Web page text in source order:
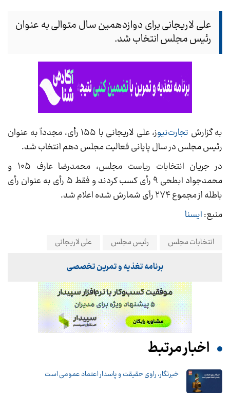
علی لاریجانی برای دوازدهمین سال متوالی به عنوان
رئیس مجلس انتخاب شد.
به گزارش تجارت‌نیو
ز، علی لاریجانی با ۱۵۵ رأی، مجدداً به عنوان
رئیس مجلس در سال پایانی فعالیت مجلس دهم انتخاب شد.
در جریان انتخابات ریاست مجلس، محمدرضا عارف ۱۰۵ و
محمدجواد ابطحی ۹ رأی کسب کردند و فقط ۵ رأی به عنوان رأی
باطله از مجموع ۲۷۴ رأی شمارش شده اعلام شد.
منبع:ایسنا
انتخابات مجلس رئیس مجلس علی لاریجانی
برنامه تغذیه و تمرین تخصصی
اخبار مرتبط
خبرنگار، راوی حقیقت و پاسدار اعتماد عمومی است